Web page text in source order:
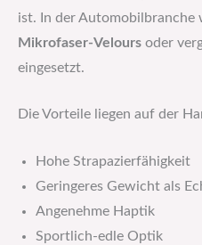
ist. In der Automobilbranche
Mikrofaser-Velours oder
eingesetzt.
Die Vorteile liegen auf der
Hohe Strapazierfähigkeit
Geringeres Gewicht als
Angenehme Haptik
Sportlich-edle Optik